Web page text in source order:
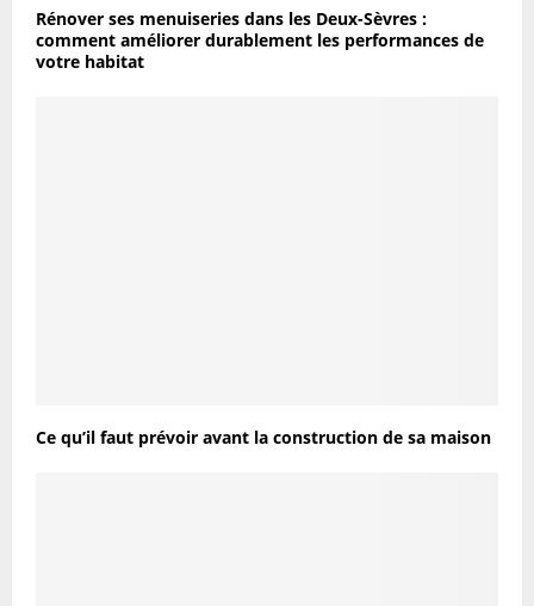
Rénover ses menuiseries dans les Deux-Sèvres :
comment améliorer durablement les performances de
votre habitat
Ce qu’il faut prévoir avant la construction de sa maison